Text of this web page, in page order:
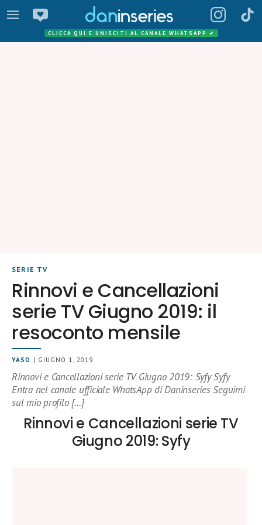
CLICCA QUI E UNISCITI AL CANALE WHATSAPP ✔
SERIE TV
Rinnovi e Cancellazioni
serie TV Giugno 2019: il
resoconto mensile
YASO | GIUGNO 1, 2019
Rinnovi e Cancellazioni serie TV Giugno 2019: Syfy Syfy
Entra nel canale ufficiale WhatsApp di Daninseries Seguimi
sul mio profilo […]
Rinnovi e Cancellazioni serie TV
Giugno 2019: Syfy